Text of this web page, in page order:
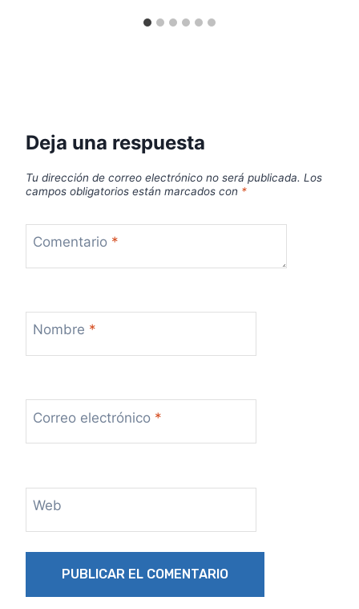
Deja una respuesta
Tu dirección de correo electrónico no será publicada. Los
campos obligatorios están marcados con *
Comentario *
Nombre *
Correo electrónico *
Web